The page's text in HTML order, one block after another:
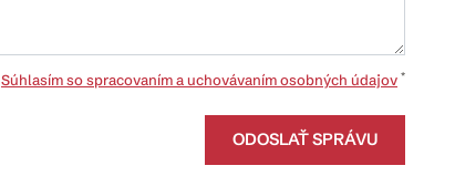
Súhlasím so spracovaním a uchovávaním osobných údajov *